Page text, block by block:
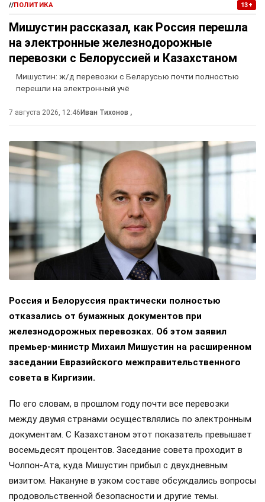
//ПОЛИТИКА 13+
Мишустин рассказал, как Россия перешла
на электронные железнодорожные
перевозки с Белоруссией и Казахстаном
Мишустин: ж/д перевозки с Беларусью почти полностью
перешли на электронный учё
7 августа 2026, 12:46Иван Тихонов ,
Россия и Белоруссия практически полностью
отказались от бумажных документов при
железнодорожных перевозках. Об этом заявил
премьер-министр Михаил Мишустин на расширенном
заседании Евразийского межправительственного
совета в Киргизии.
По его словам, в прошлом году почти все перевозки
между двумя странами осуществлялись по электронным
документам. С Казахстаном этот показатель превышает
восемьдесят процентов. Заседание совета проходит в
Чолпон-Ата, куда Мишустин прибыл с двухдневным
визитом. Накануне в узком составе обсуждались вопросы
продовольственной безопасности и другие темы.